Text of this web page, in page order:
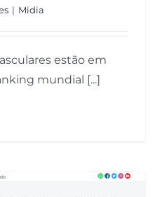
| Midia
estão em
mundial [...]